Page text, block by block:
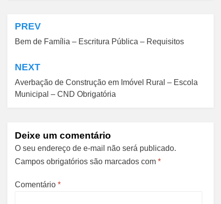
Navegação
de
Post
PREV
Bem de Família – Escritura Pública – Requisitos
NEXT
Averbação de Construção em Imóvel Rural – Escola
Municipal – CND Obrigatória
Deixe um comentário
O seu endereço de e-mail não será publicado.
Campos obrigatórios são marcados com *
Comentário *